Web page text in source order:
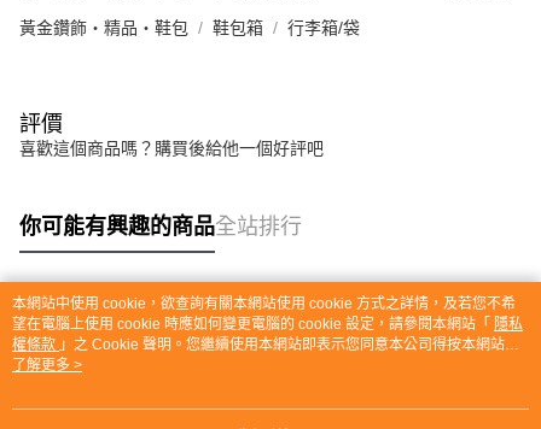
黃金鑽飾・精品・鞋包 鞋包箱 行李箱/袋
評價
喜歡這個商品嗎？購買後給他一個好評吧
你可能有興趣的商品全站排行
熱門標籤
本網站中使用 cookie，欲查詢有關本網站使用 cookie 方式之詳情，及若您不希
望在電腦上使用 cookie 時應如何變更電腦的 cookie 設定，請參閱本網站「 隱私
權條款 」之 Cookie 聲明。您繼續使用本網站即表示您同意本公司得按本網站使
用條款之 Cookie 聲明使用 cookie。
了解更多 >